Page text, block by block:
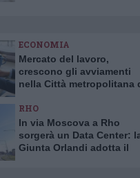
ECONOMIA
Mercato del lavoro,
crescono gli avviamenti
nella Città metropolitana
RHO
In via Moscova a Rho
sorgerà un Data Center:
Giunta Orlandi adotta il